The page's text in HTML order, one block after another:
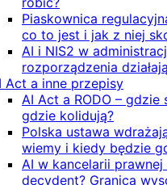
Piaskownica
co to jest i jak z niej
AI i NIS2 w
rozporządzenia
Act a inne przepisy
AI Act a RODO – gdzie
gdzie kolidują?
Polska ustawa
wiemy i kiedy będzie
AI w kancelarii
decydent? Granica